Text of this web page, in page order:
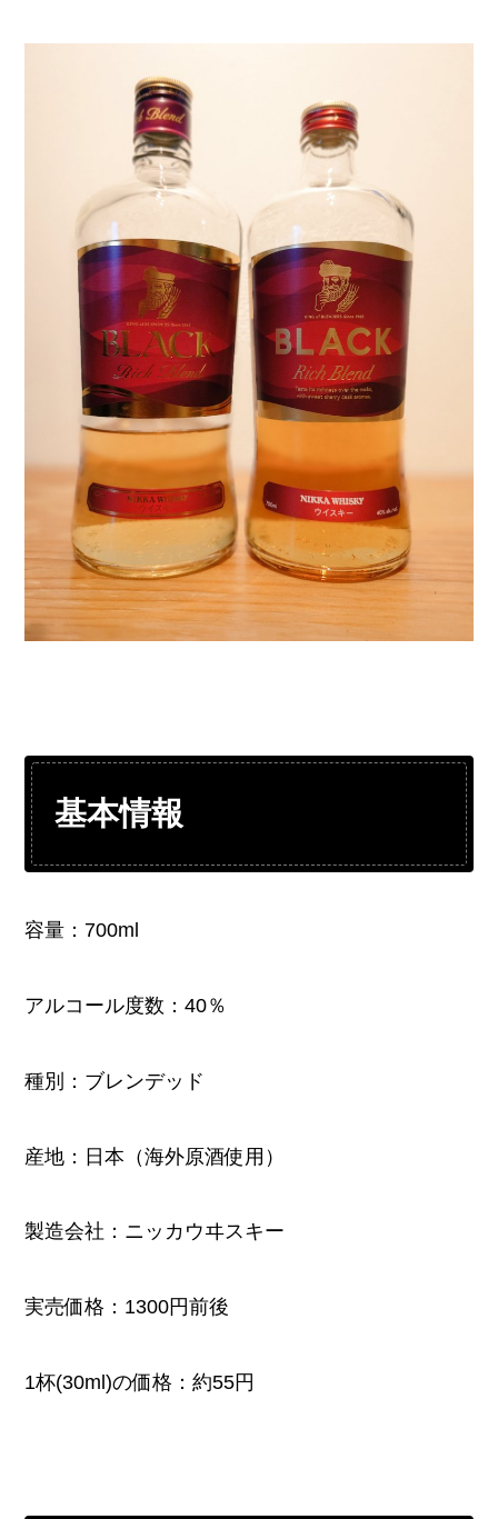
基本情報
容量：700ml
アルコール度数：40％
種別：ブレンデッド
産地：日本（海外原酒使用）
製造会社：ニッカウヰスキー
実売価格：1300円前後
1杯(30ml)の価格：約55円